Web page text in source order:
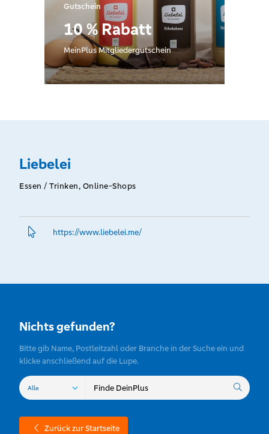
Gutschein
10 % Rabatt
MeinPlus Mitgliedergutschein
Liebelei
Essen / Trinken, Online-Shops
https://www.­liebelei.­me/
Nichts gefunden?
Bitte gib Name, Postleitzahl oder Branche in der Suche ein und
klicke anschließend auf die Lupe.
Zurück zur Startseite